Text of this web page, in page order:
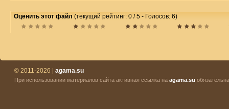
Оценить этот файл (текущий рейтинг: 0 / 5 - Голосов: 6)
© 2011-2026 | agama.su
При использовании материалов сайта активная ссылка на agama.su